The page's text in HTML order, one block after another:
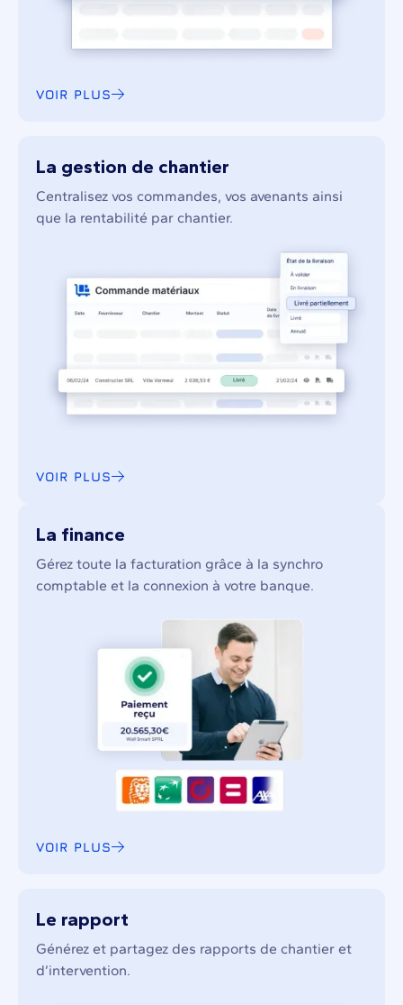
VOIR PLUS
La gestion de chantier
Centralisez vos commandes, vos avenants ainsi
que la rentabilité par chantier.
VOIR PLUS
La finance
Gérez toute la facturation grâce à la synchro
comptable et la connexion à votre banque.
VOIR PLUS
Le rapport
Générez et partagez des rapports de chantier et
d’intervention.